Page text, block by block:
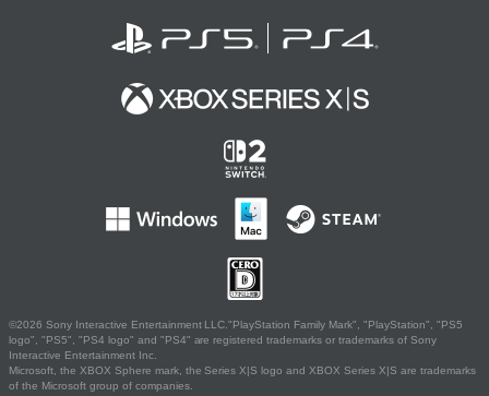
©2026 Sony Interactive Entertainment LLC."PlayStation Family Mark", "PlayStation", "PS5
logo", "PS5", "PS4 logo" and "PS4" are registered trademarks or trademarks of Sony
Interactive Entertainment Inc.
Microsoft, the XBOX Sphere mark, the Series X|S logo and XBOX Series X|S are trademarks
of the Microsoft group of companies.